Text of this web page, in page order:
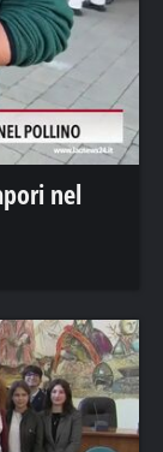
nel